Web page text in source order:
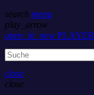
search menu
play_arrow
open_in_new PLAYER
close
close